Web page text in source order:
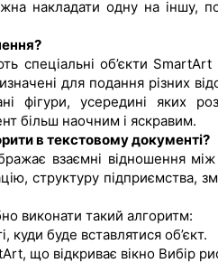
накладати одну на іншу,
спеціальні об’єкти
для подання різних
фігури, усередині яких
більш наочним і яскравим.
в текстовому документі?
взаємні відношення
структуру підприємства,
виконати такий алгоритм:
куди буде вставлятися об’єкт.
що відкриває вікно Вибір